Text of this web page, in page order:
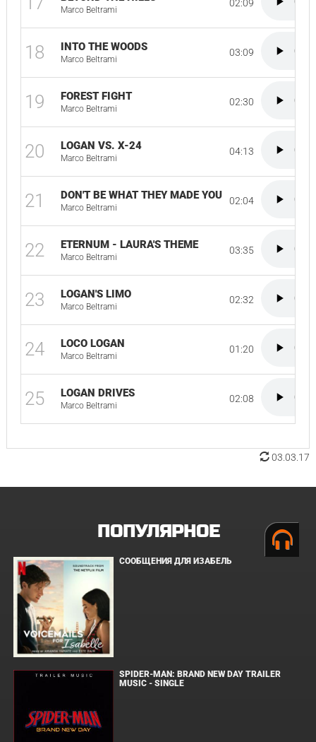
Marco Beltrami
02:09
18 INTO THE WOODS
Marco Beltrami
03:09
19 FOREST FIGHT
Marco Beltrami
02:30
20 LOGAN VS. X-24
Marco Beltrami
04:13
21 DON'T BE WHAT THEY MADE YOU
Marco Beltrami
02:04
22 ETERNUM - LAURA'S THEME
Marco Beltrami
03:35
23 LOGAN'S LIMO
Marco Beltrami
02:32
24 LOCO LOGAN
Marco Beltrami
01:20
25 LOGAN DRIVES
Marco Beltrami
02:08
03.03.17
ПОПУЛЯРНОЕ
СООБЩЕНИЯ ДЛЯ ИЗАБЕЛЬ
SPIDER-MAN: BRAND NEW DAY TRAILER
MUSIC - SINGLE